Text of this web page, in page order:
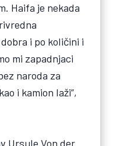
Haifa je nekada
i po količini i
mi zapadnjaci
naroda za
i kamion laži”,
Ursule Von der